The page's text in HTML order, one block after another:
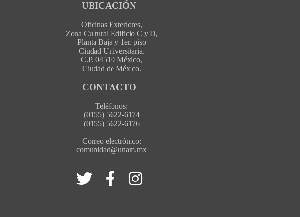
UBICACIÓN
Oficinas Exteriores,
Zona Cultural Edificio C y D,
Planta Baja y 1er. piso
Ciudad Universitaria,
C.P. 04510 México,
Ciudad de México.
CONTACTO
Teléfonos:
(0155) 5622-6174
(0155) 5622-6176
Correo electrónico:
comunidad@unam.mx